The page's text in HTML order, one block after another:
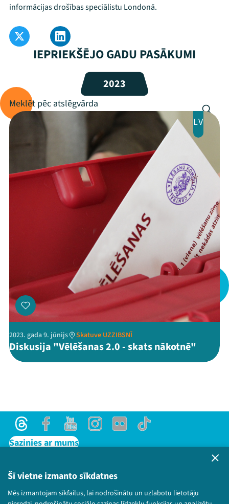
Šī vietne izmanto sīkdatnes
Mēs izmantojam sīkfailus, lai nodrošinātu un uzlabotu lietotāju
Mana programma
Arhīvs
Viņi bija LAMPĀ 2026
Jaunumi
Ziedo
Veikals
Kontakti
ThreadsFacebookYoutube
X Instagram
Flick TikTok
informācijas drošības speciālistu Londonā.
IEPRIEKŠĒJO GADU PASĀKUMI
2023
LV
2023. gada 9. jūnijs Skatuve UZZIBSNĪ
Diskusija "Vēlēšanas 2.0 - skats nākotnē"
ThreadsFacebookYoutubeInstagram
Flick TikTok
Sazinies ar mums
Lietošanas noteikumi un sīkdatņu politika
Bērnu aizsardzības politika
© 2026 Sarunu festivāls LAMPA Visas tiesības